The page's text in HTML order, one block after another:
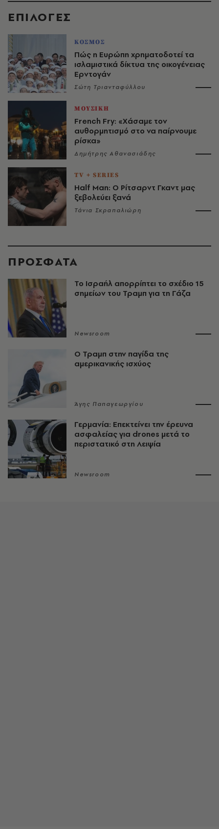
EΠΙΛΟΓΈΣ
ΚΟΣΜΟΣ
Πώς η Ευρώπη χρηματοδοτεί τα
ισλαμιστικά δίκτυα της οικογένειας
Ερντογάν
Σώτη Τριανταφύλλου
ΜΟΥΣΙΚΗ
French Fry: «Χάσαμε τον
αυθορμητισμό στο να παίρνουμε
ρίσκα»
Δημήτρης Αθανασιάδης
TV + SERIES
Half Man: Ο Ρίτσαρντ Γκαντ μας
ξεβολεύει ξανά
Τάνια Σκραπαλιώρη
ΠΡΟΣΦΑΤΑ
Το Ισραήλ απορρίπτει το σχέδιο 15
σημείων του Τραμπ για τη Γάζα
Newsroom
Ο Τραμπ στην παγίδα της
αμερικανικής ισχύος
Άγης Παπαγεωργίου
Γερμανία: Επεκτείνει την έρευνα
ασφαλείας για drones μετά το
περιστατικό στη Λειψία
Newsroom